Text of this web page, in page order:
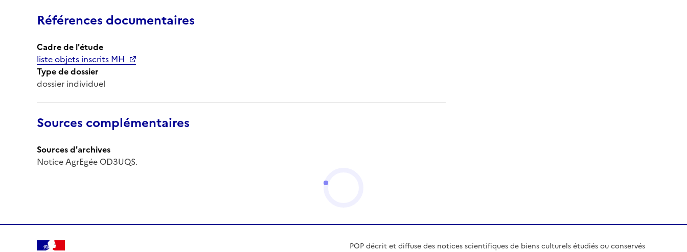
Références documentaires
Cadre de l'étude
liste objets inscrits MH
Type de dossier
dossier individuel
Sources complémentaires
Sources d'archives
Notice AgrEgée OD3UQS.
POP décrit et diffuse des notices scientifiques de biens culturels étudiés ou conservés